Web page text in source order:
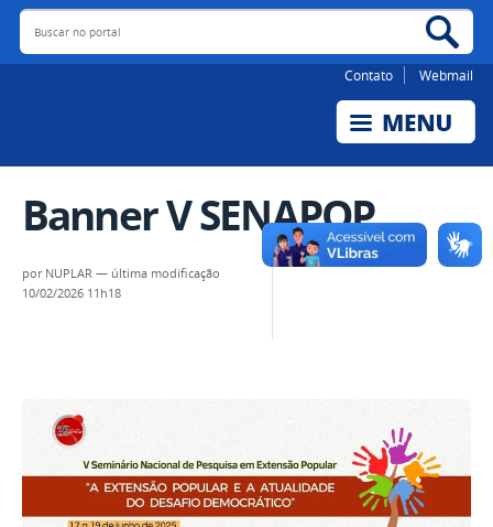
Buscar no portal
Contato Webmail
Banner V SENAPOP
por NUPLAR — última modificação
10/02/2026 11h18